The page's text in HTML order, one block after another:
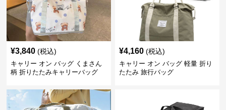
¥3,840 (税込)
キャリー オン バッグ くまさん
柄 折りたたみキャリーバッグ
¥4,160 (税込)
キャリー オン バッグ 軽量 折り
たたみ 旅行バッグ